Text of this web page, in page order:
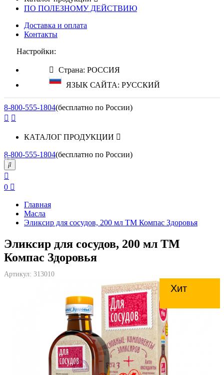
ПО ПОЛЕЗНОМУ ДЕЙСТВИЮ
Доставка и оплата
Контакты
Настройки:
Страна: РОССИЯ
ЯЗЫК САЙТА: РУССКИЙ
8-800-555-1804(бесплатно по России)
КАТАЛОГ ПРОДУКЦИИ
8-800-555-1804(бесплатно по России)
0
Главная
Масла
Эликсир для сосудов, 200 мл ТМ Компас Здоровья
Эликсир для сосудов, 200 мл ТМ
Компас Здоровья
Артикул: 313010
Хит